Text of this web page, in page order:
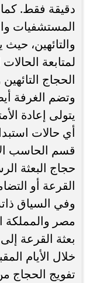
دقيقة فقط.
المستشفيات
والتائهين، حيث
لمتابعة
الحجاج
وتضم الغرفة
يتولى إعادة
أي حالات
قسم الحاسب
حجاج البعثة
القرعة أو
وفي السياق
مصر والمملكة
بعثة القرعة
خلال الأيام
تفويج الحجاج